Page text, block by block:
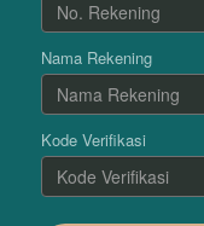
Nama Rekening
Kode Verifikasi